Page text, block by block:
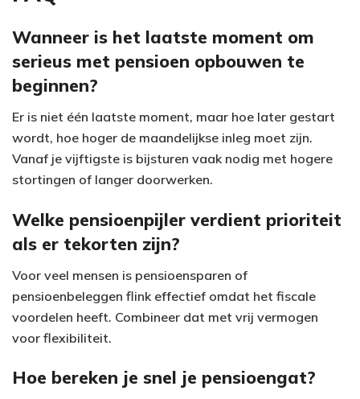
Wanneer is het laatste moment om
serieus met pensioen opbouwen te
beginnen?
Er is niet één laatste moment, maar hoe later gestart
wordt, hoe hoger de maandelijkse inleg moet zijn.
Vanaf je vijftigste is bijsturen vaak nodig met hogere
stortingen of langer doorwerken.
Welke pensioenpijler verdient prioriteit
als er tekorten zijn?
Voor veel mensen is pensioensparen of
pensioenbeleggen flink effectief omdat het fiscale
voordelen heeft. Combineer dat met vrij vermogen
voor flexibiliteit.
Hoe bereken je snel je pensioengat?